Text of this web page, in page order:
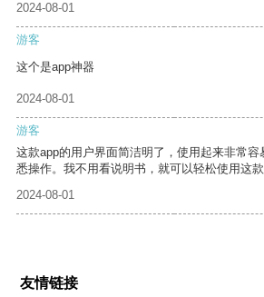
2024-08-01
游客
这个是app神器
2024-08-01
游客
这款app的用户界面简洁明了，使用起来非常
悉操作。我不用看说明书，就可以轻松使用这款
2024-08-01
友情链接